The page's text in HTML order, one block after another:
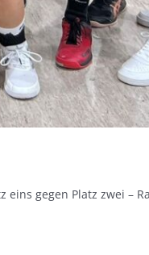
gegen Platz zwei –